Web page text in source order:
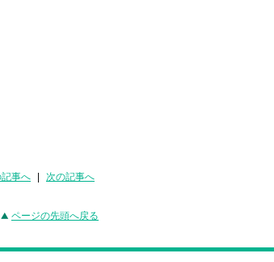
事へ 次の記事へ
ページの先頭へ戻る